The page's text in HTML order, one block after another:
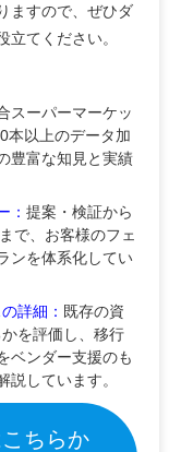
ますので、ぜひダ
てください。
スーパーマーケッ
本以上のデータ加
豊富な知見と実績
： 提案・検証から
で、お客様のフェ
ンを体系化してい
詳細： 既存の資
を評価し、移行
ベンダー支援のも
説しています。
ちらか